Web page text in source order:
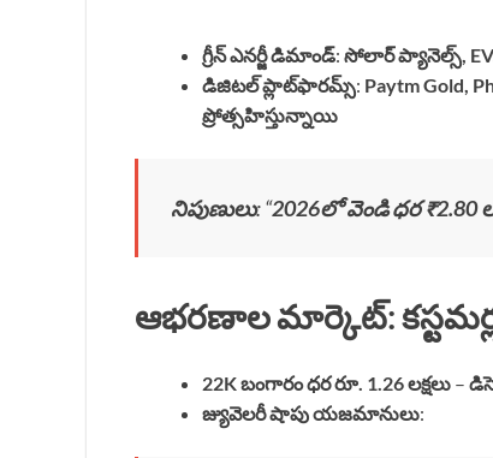
గ్రీన్ ఎనర్జీ డిమాండ్: సోలార్ ప్యానెల్స్,
డిజిటల్ ప్లాట్‌ఫారమ్స్: Paytm Gold,
ప్రోత్సహిస్తున్నాయి
నిపుణులు: “2026లో వెండి ధర ₹2.80
ఆభరణాల మార్కెట్:
22K బంగారం ధర రూ. 1.26 లక్షలు –
జ్యువెలరీ షాపు యజమానులు: